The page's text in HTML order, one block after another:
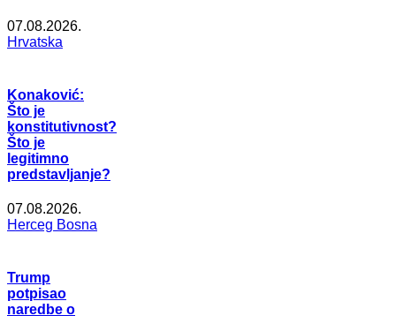
07.08.2026.
Hrvatska
Konaković:
Što je
konstitutivnost?
Što je
legitimno
predstavljanje?
07.08.2026.
Herceg Bosna
Trump
potpisao
naredbe o